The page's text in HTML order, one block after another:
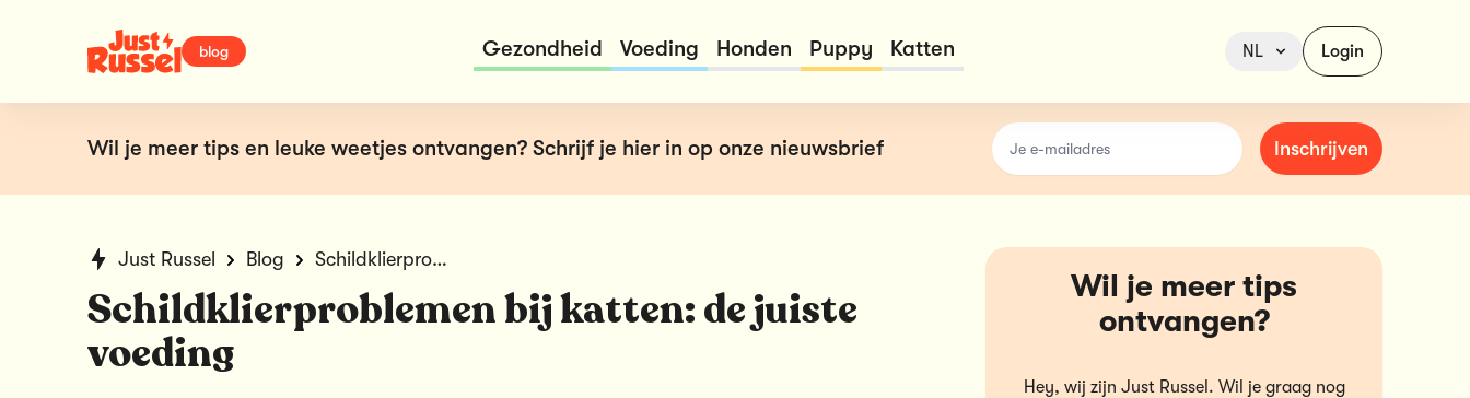
blog Gezondheid Voeding Honden Puppy Katten NL Login
Wil je meer tips en leuke weetjes ontvangen? Schrijf je hier in op onze nieuwsbrief
email
Inschrijven
Wil je meer tips
ontvangen?
Hey, wij zijn Just Russel. Wil je graag nog
Just Russel Blog Schildklierproblemen bij katten: de juiste voeding
Schildklierproblemen bij katten: de juiste
voeding